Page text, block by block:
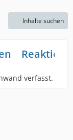
Inhalte suchen
verfasst.